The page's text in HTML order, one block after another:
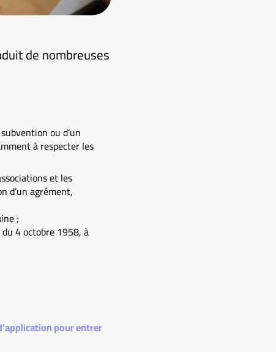
de nombreuses
ou d’un
à respecter les
et les
d’un agrément,
;
4 octobre 1958, à
pour entrer